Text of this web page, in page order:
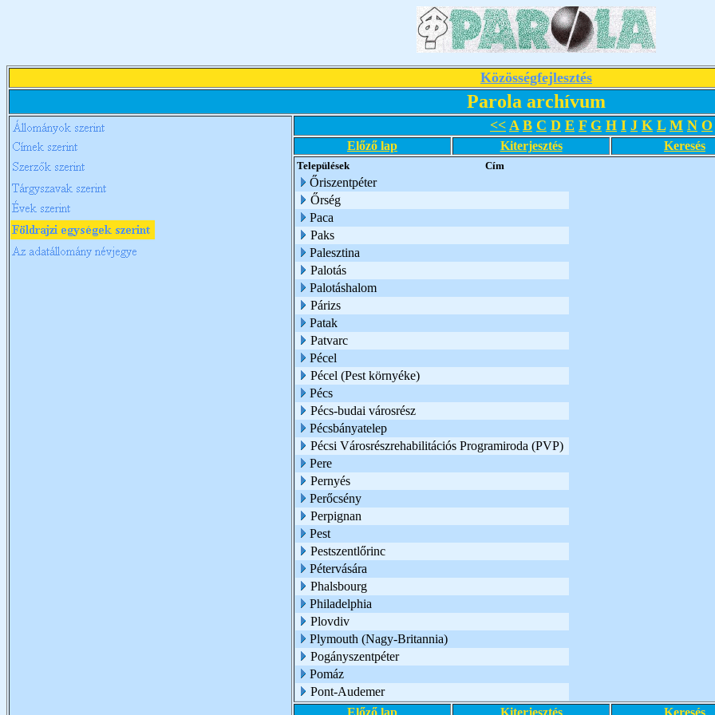
Közösségfejlesztés
Parola archívum
<< A B C D E F G H I J K L M N O
Előző lap Kiterjesztés Keresés
Települések Cím
Őriszentpéter
Őrség
Paca
Paks
Palesztina
Palotás
Palotáshalom
Párizs
Patak
Patvarc
Pécel
Pécel (Pest környéke)
Pécs
Pécs-budai városrész
Pécsbányatelep
Pécsi Városrészrehabilitációs Programiroda (PVP)
Pere
Pernyés
Perőcsény
Perpignan
Pest
Pestszentlőrinc
Pétervására
Phalsbourg
Philadelphia
Plovdiv
Plymouth (Nagy-Britannia)
Pogányszentpéter
Pomáz
Pont-Audemer
Előző lap
Kiterjesztés Keresés